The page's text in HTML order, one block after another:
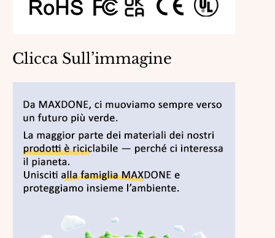
Clicca Sull’immagine